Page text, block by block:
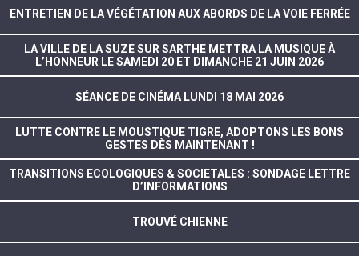
ENTRETIEN DE LA VÉGÉTATION AUX ABORDS DE LA VOIE FERRÉE
LA VILLE DE LA SUZE SUR SARTHE METTRA LA MUSIQUE À
L’HONNEUR LE SAMEDI 20 ET DIMANCHE 21 JUIN 2026
SÉANCE DE CINÉMA LUNDI 18 MAI 2026
LUTTE CONTRE LE MOUSTIQUE TIGRE, ADOPTONS LES BONS
GESTES DÈS MAINTENANT !
TRANSITIONS ECOLOGIQUES & SOCIETALES : SONDAGE LETTRE
D’INFORMATIONS
TROUVÉ CHIENNE